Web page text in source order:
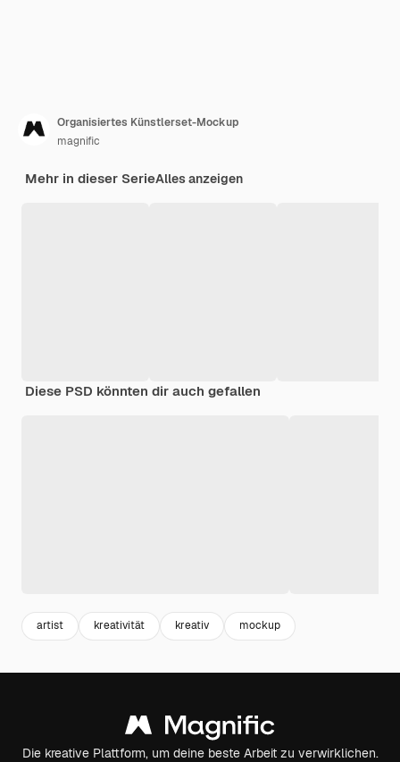
Organisiertes Künstlerset-Mockup
magnific
Mehr in dieser SerieAlles anzeigen
Diese PSD könnten dir auch gefallen
artist kreativität kreativ mockup
Die kreative Plattform, um deine beste Arbeit zu verwirklichen.